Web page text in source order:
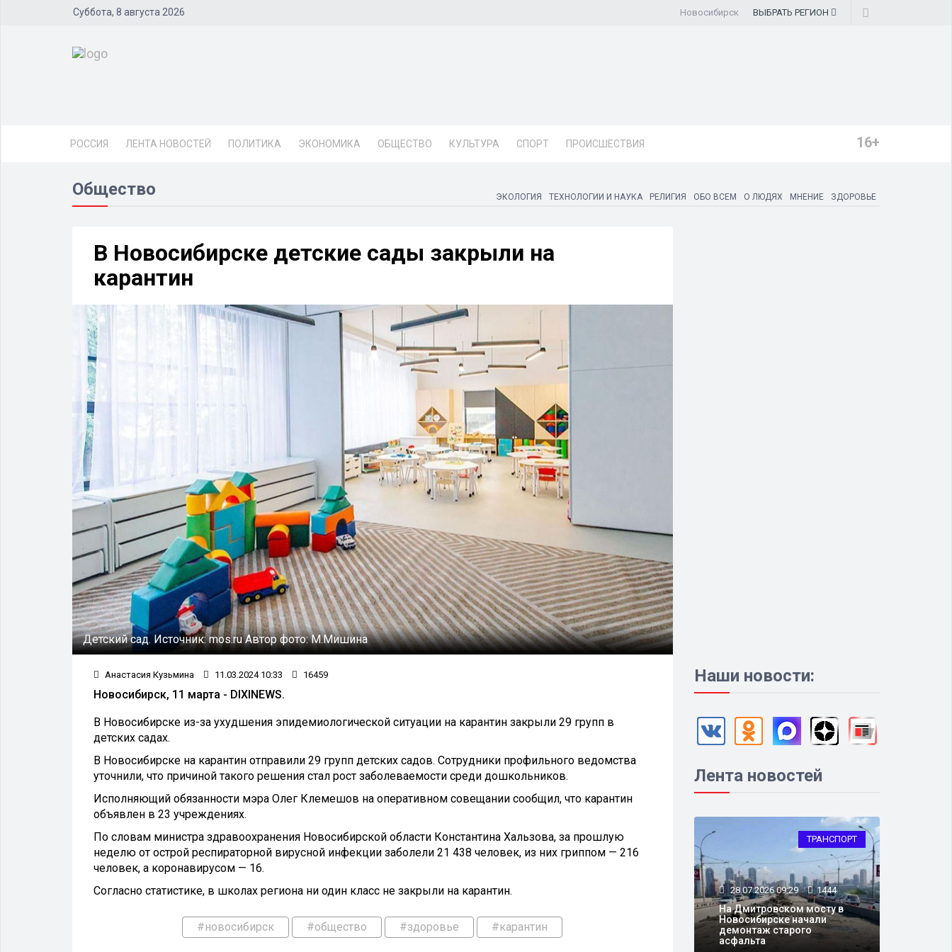
Суббота, 8 августа 2026 Новосибирск ВЫБРАТЬ РЕГИОН
РОССИЯ ЛЕНТА НОВОСТЕЙ ПОЛИТИКА ЭКОНОМИКА ОБЩЕСТВО КУЛЬТУРА СПОРТ ПРОИСШЕСТВИЯ 16+
Общество ЭКОЛОГИЯ ТЕХНОЛОГИИ И НАУКА РЕЛИГИЯ ОБО ВСЕМ О ЛЮДЯХ МНЕНИЕ ЗДОРОВЬЕ
В Новосибирске детские сады закрыли на
карантин
Детский сад.Источник:mos.ruАвтор фото:М.Мишина
Анастасия Кузьмина 11.03.2024 10:33 16459
Новосибирск, 11 марта - DIXINEWS.
В Новосибирске из-за ухудшения эпидемиологической ситуации на карантин закрыли 29 групп в
детских садах.
В Новосибирске на карантин отправили 29 групп детских садов. Сотрудники профильного ведомства
уточнили, что причиной такого решения стал рост заболеваемости среди дошкольников.
Исполняющий обязанности мэра Олег Клемешов на оперативном совещании сообщил, что карантин
объявлен в 23 учреждениях.
По словам министра здравоохранения Новосибирской области Константина Хальзова, за прошлую
неделю от острой респираторной вирусной инфекции заболели 21 438 человек, из них гриппом — 216
человек, а коронавирусом — 16.
Согласно статистике, в школах региона ни один класс не закрыли на карантин.
#новосибирск #общество #здоровье #карантин
Наши новости:
Лента новостей
ТРАНСПОРТ
28.07.2026 09:29 1444
На Дмитровском мосту в
Новосибирске начали
демонтаж старого
асфальта